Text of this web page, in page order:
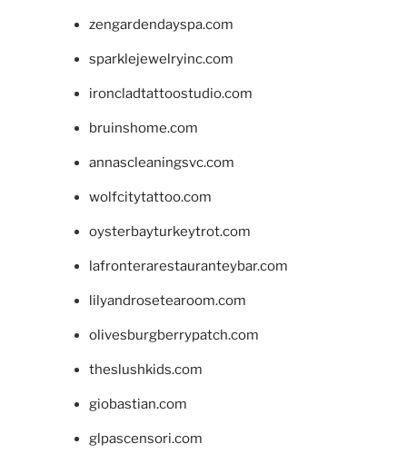
zengardendayspa.com
sparklejewelryinc.com
ironcladtattoostudio.com
bruinshome.com
annascleaningsvc.com
wolfcitytattoo.com
oysterbayturkeytrot.com
lafronterarestauranteybar.com
lilyandrosetearoom.com
olivesburgberrypatch.com
theslushkids.com
giobastian.com
glpascensori.com